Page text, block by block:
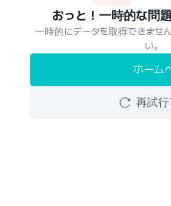
おっと！一時的な問
一時的にデータを取得できませ
い。
ホーム
再試行